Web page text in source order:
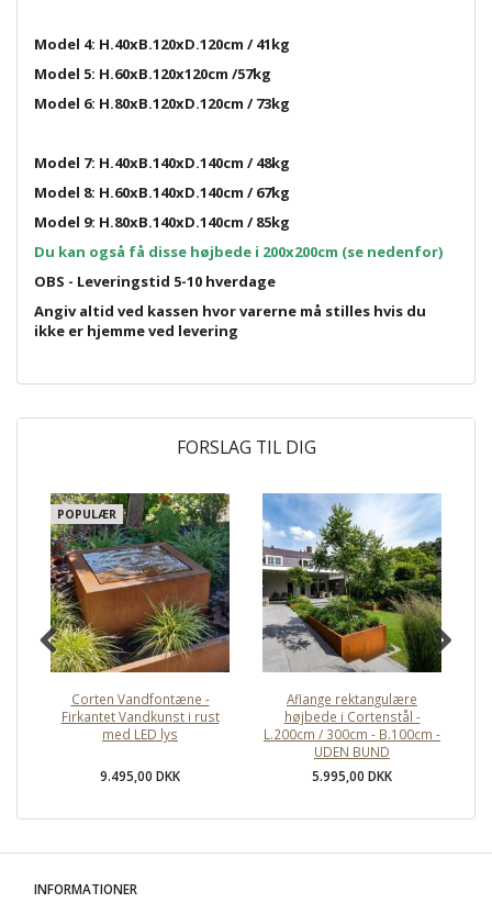
Model 4: H.40xB.120xD.120cm / 41kg
Model 5: H.60xB.120x120cm /57kg
Model 6: H.80xB.120xD.120cm / 73kg
Model 7: H.40xB.140xD.140cm / 48kg
Model 8: H.60xB.140xD.140cm / 67kg
Model 9: H.80xB.140xD.140cm / 85kg
Du kan også få disse højbede i 200x200cm (se nedenfor)
OBS - Leveringstid 5-10 hverdage
Angiv altid ved kassen hvor varerne må stilles hvis du
ikke er hjemme ved levering
FORSLAG TIL DIG
POPULÆR
Corten Vandfontæne -
Firkantet Vandkunst i rust
med LED lys
9.495,00 DKK
Aflange rektangulære
højbede i Cortenstål -
L.200cm / 300cm - B.100cm -
UDEN BUND
5.995,00 DKK
INFORMATIONER